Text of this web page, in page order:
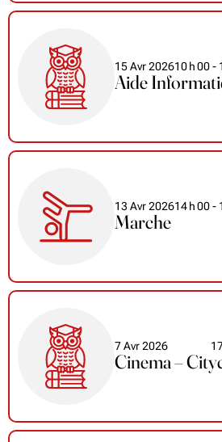
15 Avr 202610h00-
Aide
13 Avr 202614h00-
Marche
7 Avr 2026
Cinema –